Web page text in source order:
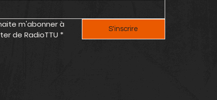
d'Armor placé en
orange canicule
m'abonner à
de RadioTTU *
S'inscrire